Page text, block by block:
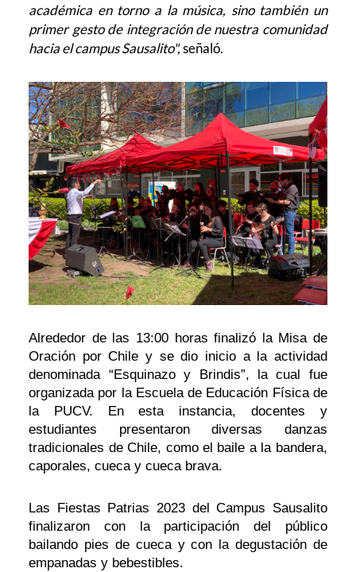
académica en torno a la música, sino también un
primer gesto de integración de nuestra comunidad
hacia el campus Sausalito",señaló.
Alrededor de las 13:00 horas finalizó la Misa de
Oración por Chile y se dio inicio a la actividad
denominada “Esquinazo y Brindis”, la cual fue
organizada por la Escuela de Educación Física de
la PUCV. En esta instancia, docentes y
estudiantes presentaron diversas danzas
tradicionales de Chile, como el baile a la bandera,
caporales, cueca y cueca brava.
Las Fiestas Patrias 2023 del Campus Sausalito
finalizaron con la participación del público
bailando pies de cueca y con la degustación de
empanadas y bebestibles.